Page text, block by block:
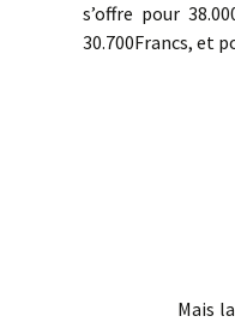
s’offre pour
30.700Francs, et
Mais la ZS2 a